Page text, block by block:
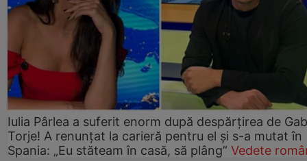
Iulia Pârlea a suferit enorm după despărțirea de
Torje! A renunțat la carieră pentru el și s-a mutat în
Spania: „Eu stăteam în casă, să plâng” Vedete